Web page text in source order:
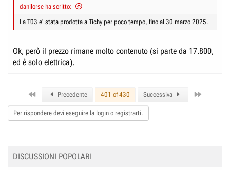
danilorse ha scritto:
La T03 e' stata prodotta a Tichy per poco tempo, fino al 30 marzo 2025.
Ok, però il prezzo rimane molto contenuto (si parte da 17.800,
ed è solo elettrica).
Precedente 401 of 430 Successiva
Per rispondere devi eseguire la login o registrarti.
DISCUSSIONI POPOLARI